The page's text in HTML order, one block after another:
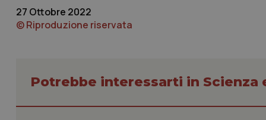
27 Ottobre 2022
© Riproduzione riservata
Potrebbe interessarti in Scienza